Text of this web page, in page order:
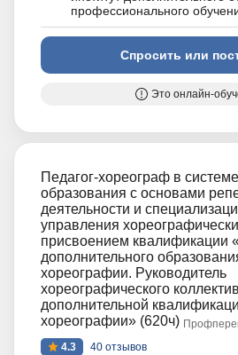
профессионального
Спросить или
Это онлайн-
Педагог-хореограф в
образования с основами
деятельности и
управления
присвоением квалификации
дополнительного
хореографии. Руководитель
хореографического
дополнительной
хореографии» (620ч)
4.3
40 отзывов